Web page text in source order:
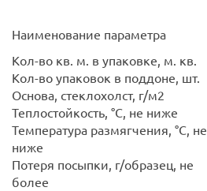
Наименование параметра
Кол-во кв. м. в упаковке, м. кв.
Кол-во упаковок в поддоне, шт.
Основа, стеклохолст, г/м2
Теплостойкость, °С, не ниже
Температура размягчения, °С, не
ниже
Потеря посыпки, г/образец, не
более